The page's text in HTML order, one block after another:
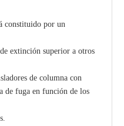
constituido por un
extinción superior a otros
de columna con
de fuga en función de los